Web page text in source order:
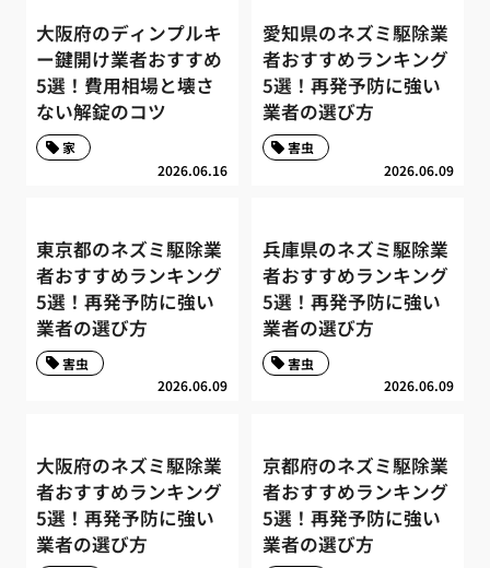
大阪府のディンプルキ
ー鍵開け業者おすすめ
5選！費用相場と壊さ
ない解錠のコツ
2026.06.16
家
愛知県のネズミ駆除業
者おすすめランキング
5選！再発予防に強い
業者の選び方
2026.06.09
害虫
東京都のネズミ駆除業
者おすすめランキング
5選！再発予防に強い
業者の選び方
2026.06.09
害虫
兵庫県のネズミ駆除業
者おすすめランキング
5選！再発予防に強い
業者の選び方
2026.06.09
害虫
大阪府のネズミ駆除業
者おすすめランキング
5選！再発予防に強い
業者の選び方
京都府のネズミ駆除業
者おすすめランキング
5選！再発予防に強い
業者の選び方